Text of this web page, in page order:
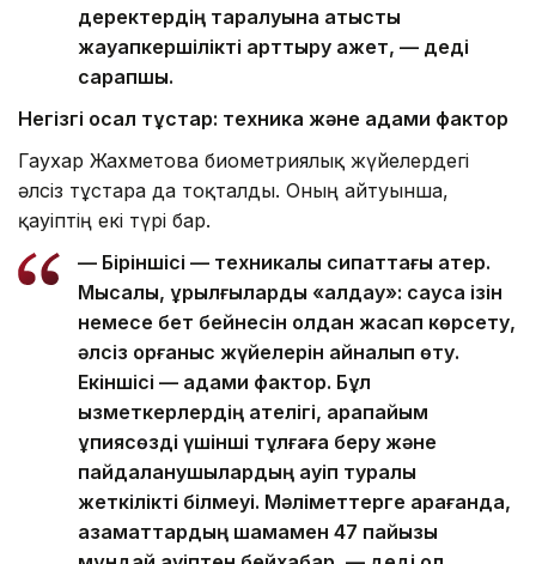
деректердің таралуына қатысты
жауапкершілікті арттыру қажет, — деді
сарапшы.
Негізгі осал тұстар: техника және адами фактор
Гаухар Жахметова биометриялық жүйелердегі
әлсіз тұстарға да тоқталды. Оның айтуынша,
қауіптің екі түрі бар.
— Біріншісі — техникалық сипаттағы қатер.
Мысалы, құрылғыларды «алдау»: саусақ ізін
немесе бет бейнесін қолдан жасап көрсету,
әлсіз қорғаныс жүйелерін айналып өту.
Екіншісі — адами фактор. Бұл
қызметкерлердің қателігі, қарапайым
құпиясөзді үшінші тұлғаға беру және
пайдаланушылардың қауіп туралы
жеткілікті білмеуі. Мәліметтерге қарағанда,
азаматтардың шамамен 47 пайызы